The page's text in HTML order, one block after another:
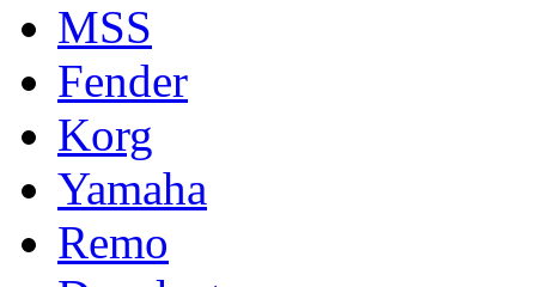
MSS
Fender
Korg
Yamaha
Remo